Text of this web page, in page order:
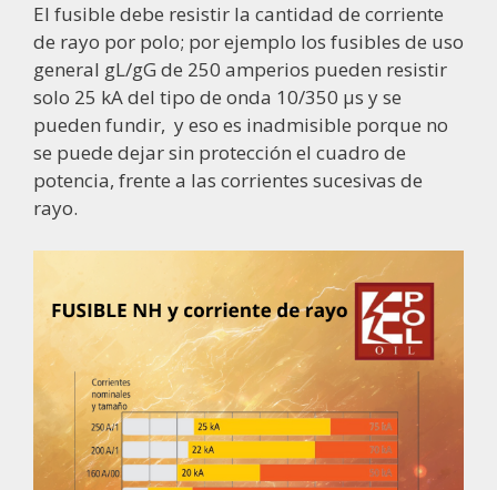
El fusible debe resistir la cantidad de corriente
de rayo por polo; por ejemplo los fusibles de uso
general gL/gG de 250 amperios pueden resistir
solo 25 kA del tipo de onda 10/350 μs y se
pueden fundir, y eso es inadmisible porque no
se puede dejar sin protección el cuadro de
potencia, frente a las corrientes sucesivas de
rayo.